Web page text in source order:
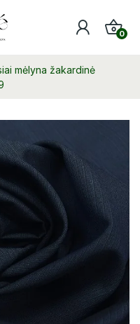
0
mėlyna žakardinė